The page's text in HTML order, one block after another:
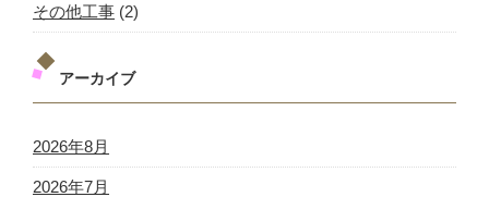
その他工事 (2)
アーカイブ
2026年8月
2026年7月